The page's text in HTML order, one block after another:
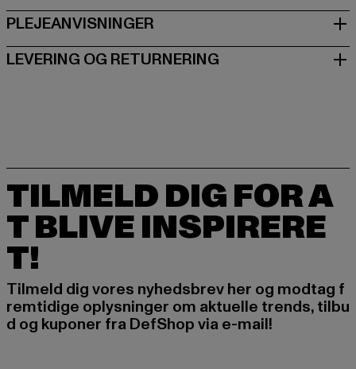
PLEJEANVISNINGER
LEVERING OG RETURNERING
TILMELD DIG FOR A
T BLIVE INSPIRERE
T!
Tilmeld dig vores nyhedsbrev her og modtag f
remtidige oplysninger om aktuelle trends, tilbu
d og kuponer fra DefShop via e-mail!